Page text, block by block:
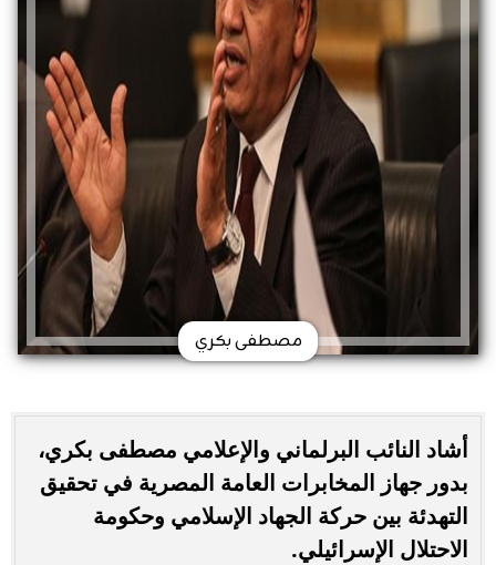
مصطفى بكري
أشاد النائب البرلماني والإعلامي مصطفى بكري،
بدور جهاز المخابرات العامة المصرية في تحقيق
التهدئة بين حركة الجهاد الإسلامي وحكومة
الاحتلال الإسرائيلي.